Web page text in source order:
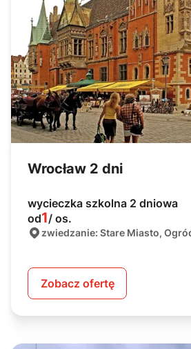
Wrocław 2 dni
wycieczka szkolna 2 dniowa
od1/ os.
zwiedzanie: Stare Miasto,
Zobacz ofertę